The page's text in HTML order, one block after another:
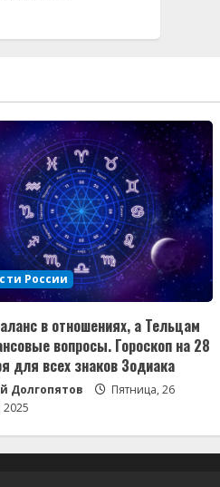
России
в отношениях, а Тельцам
вопросы. Гороскоп на 28
для всех знаков Зодиака
Долгопятов
Пятница, 26
2025